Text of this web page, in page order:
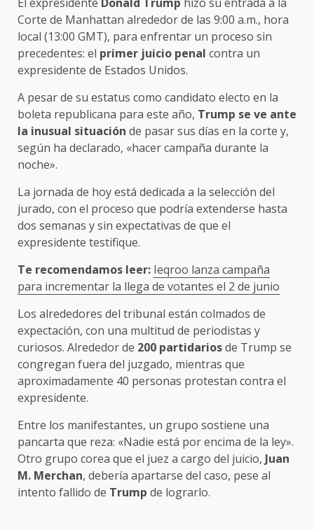
Corte de Manhattan alrededor de las 9:00 a.m., hora
local (13:00 GMT), para enfrentar un proceso sin
precedentes: el primer juicio penal contra un
expresidente de Estados Unidos.
A pesar de su estatus como candidato electo en la
boleta republicana para este año, Trump se ve ante
la inusual situación de pasar sus días en la corte y,
según ha declarado, «hacer campaña durante la
noche».
La jornada de hoy está dedicada a la selección del
jurado, con el proceso que podría extenderse hasta
dos semanas y sin expectativas de que el
expresidente testifique.
Te recomendamos leer: Ieqroo lanza campaña
para incrementar la llega de votantes el 2 de junio
Los alrededores del tribunal están colmados de
expectación, con una multitud de periodistas y
curiosos. Alrededor de 200 partidariosde Trump se
congregan fuera del juzgado, mientras que
aproximadamente 40 personas protestan contra el
expresidente.
Entre los manifestantes, un grupo sostiene una
pancarta que reza: «Nadie está por encima de la ley».
Otro grupo corea que el juez a cargo del juicio, Juan
M. Merchan, debería apartarse del caso, pese al
intento fallido de Trump de lograrlo.